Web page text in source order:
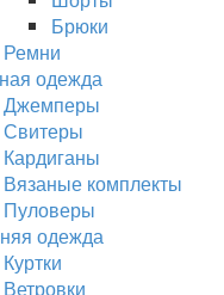
Брюки
Ремни
одежда
Джемперы
Свитеры
Кардиганы
Вязаные комплекты
Пуловеры
одежда
Куртки
Ветровки